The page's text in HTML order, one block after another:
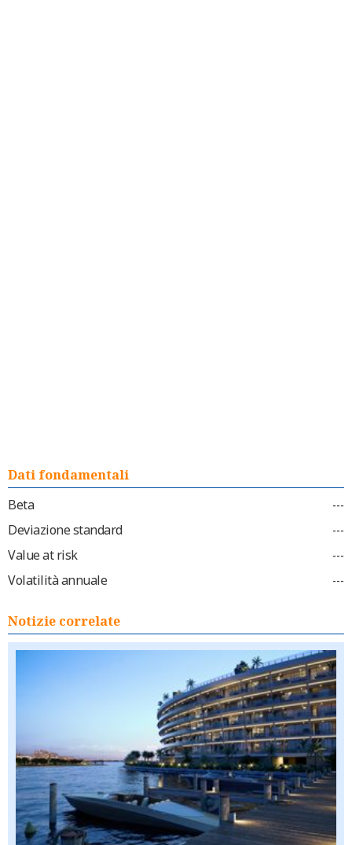
Dati fondamentali
Beta
---
Deviazione standard ---
Value at risk ---
Volatilità annuale ---
Notizie correlate